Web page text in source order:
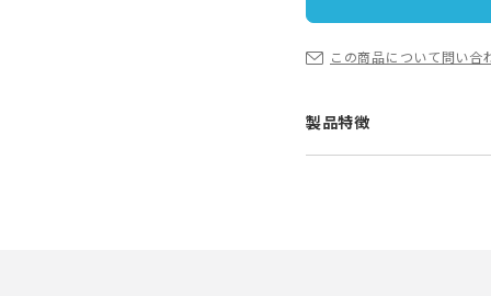
この商品について問い合
製品特徴